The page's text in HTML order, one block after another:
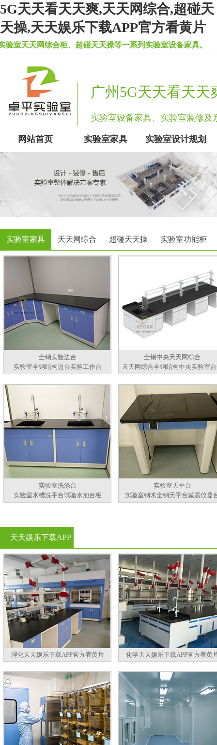
5G天天看天天爽,天天网综合,超碰天
天操,天天娱乐下载APP官方看黄片
网综合柜、超碰天天操等一系列实验室设备家具。
广州5G天天看天
实验室设备家具、实验室装修
网站首页 实验室家具 实验室设计规划
实验室家具 天天网综合 超碰天天操 实验室功能柜
全钢实验边台
实验室全钢结构边台实验工作台
全钢中央天天网综合
天天网综合全钢结构中央实验室
实验室洗涤台
实验室水槽洗手台试验水池台柜
实验室天平台
实验室钢木全钢天平台减震仪器
天天娱乐下载APP
官方看黄片
理化天天娱乐下载APP官方看黄片 化学天天娱乐下载APP官方看黄